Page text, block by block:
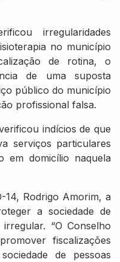
irregularidades
no município
de rotina, o
de uma suposta
público do município
profissional falsa.
indícios de que
serviços particulares
em domicílio naquela
14, Rodrigo Amorim, a
a sociedade de
“O Conselho
fiscalizações
de pessoas